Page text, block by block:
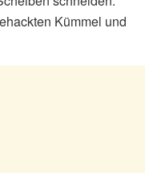
Kümmel und